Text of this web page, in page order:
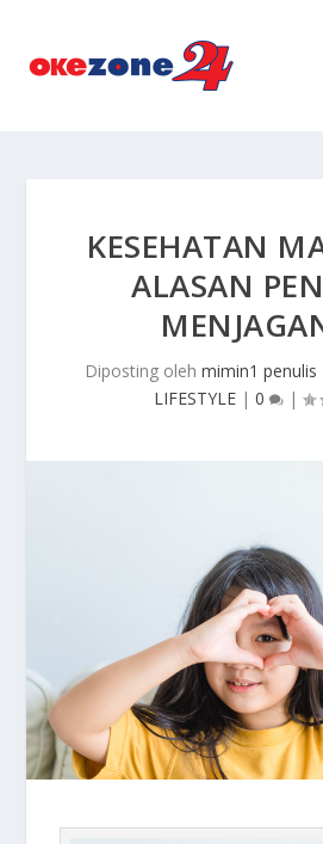
KESEHATAN
ALASAN
Diposting oleh mimin1 penulis
LIFESTYLE| 0 |